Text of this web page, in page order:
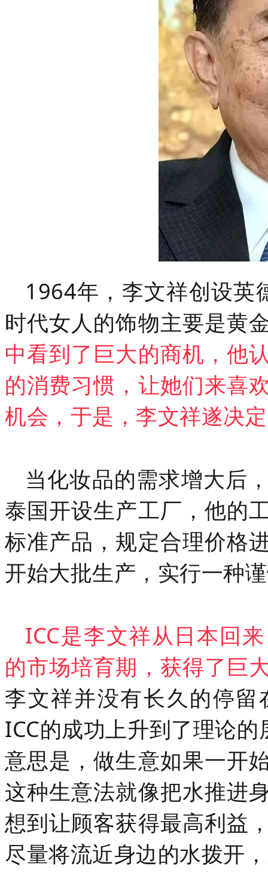
1964年，李文祥创设英
时代女人的饰物主要是黄
中看到了巨大的商机，他
的消费习惯，让她们来喜
机会， 于是，李文祥遂决
当化妆品的需求增大后
泰国开设生产工厂，他的
标准产品，规定合理价格
开始大批生产，实行一种
ICC是李文祥从日本回
的市场培育期，获得了巨
李文祥并没有长久的停
ICC的成功上升到了理论
意思是，做生意如果一开
这种生意法就像把水推进
想到让顾客获得最高利益
尽量将流近身边的水拨开